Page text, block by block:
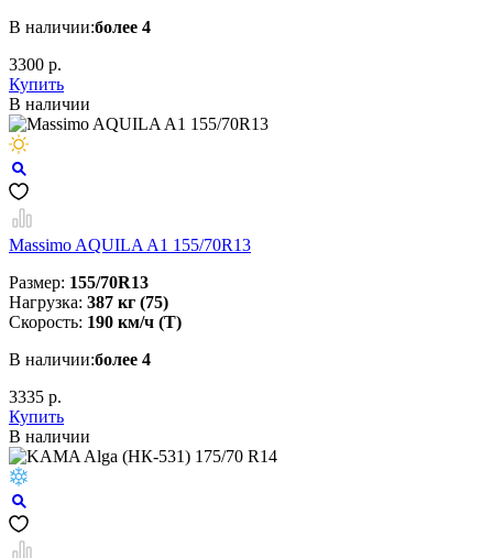
В наличии:более 4
3300 р.
Купить
В наличии
Massimo AQUILA A1 155/70R13
Размер: 155/70R13
Нагрузка: 387 кг (75)
Скорость: 190 км/ч (Т)
В наличии:более 4
3335 р.
Купить
В наличии